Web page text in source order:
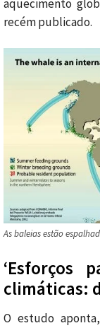
aquecimento
recém publicado.
As baleias estão
‘Esforços
climáticas:
O estudo